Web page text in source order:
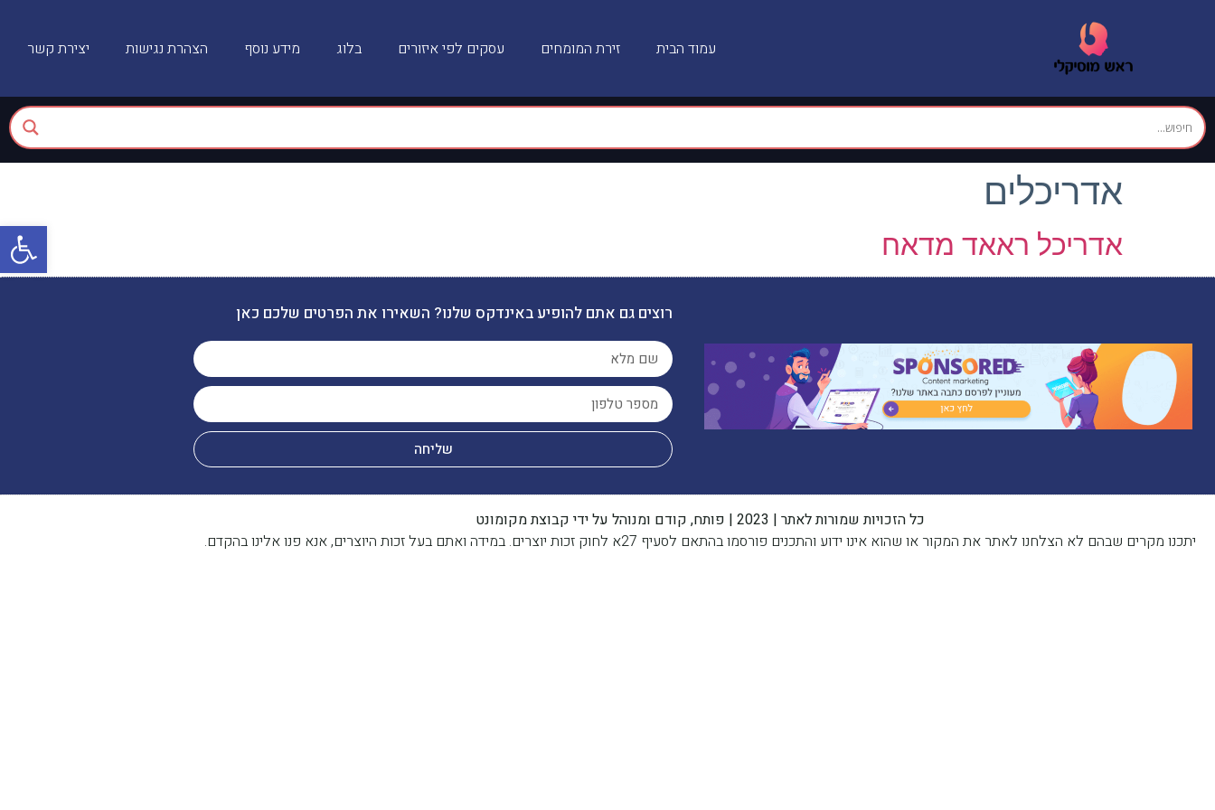
עמוד הבית זירת המומחים עסקים לפי איזורים בלוג מידע נוסף הצהרת נגישות יצירת קשר
אדריכלים
אדריכל ראאד מדאח
רוצים גם אתם להופיע באינדקס שלנו? השאירו את הפרטים שלכם כאן
שליחה
כל הזכויות שמורות לאתר | 2023 | פותח, קודם ומנוהל על ידי קבוצת מקומונט
יתכנו מקרים שבהם לא הצלחנו לאתר את המקור או שהוא אינו ידוע והתכנים פורסמו בהתאם לסעיף 27א לחוק זכות יוצרים. במידה ואתם בעל זכות היוצרים, אנא פנו אלינו בהקדם.